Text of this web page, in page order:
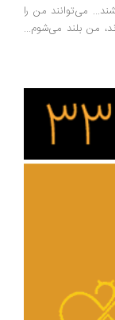
من را
بلند می‌شوم...